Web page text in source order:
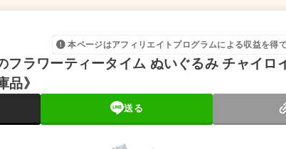
本ページはアフィリエイトプログラムによる収益を得
フラワーティータイム ぬいぐるみ チャイロ
品》
送る